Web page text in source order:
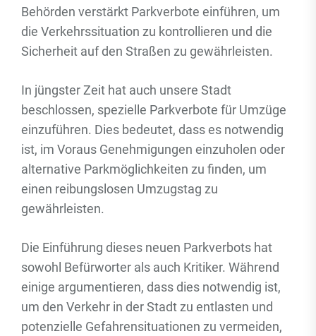
Behörden verstärkt Parkverbote einführen, um
die Verkehrssituation zu kontrollieren und die
Sicherheit auf den Straßen zu gewährleisten.
In jüngster Zeit hat auch unsere Stadt
beschlossen, spezielle Parkverbote für Umzüge
einzuführen. Dies bedeutet, dass es notwendig
ist, im Voraus Genehmigungen einzuholen oder
alternative Parkmöglichkeiten zu finden, um
einen reibungslosen Umzugstag zu
gewährleisten.
Die Einführung dieses neuen Parkverbots hat
sowohl Befürworter als auch Kritiker. Während
einige argumentieren, dass dies notwendig ist,
um den Verkehr in der Stadt zu entlasten und
potenzielle Gefahrensituationen zu vermeiden,